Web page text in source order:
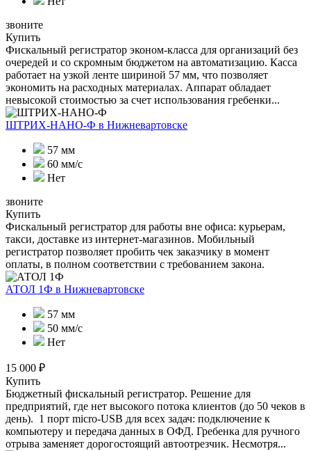
звоните
Купить
Фискальный регистратор эконом-класса для организаций без
очередей и со скромным бюджетом на автоматизацию. Касса
работает на узкой ленте шириной 57 мм, что позволяет
экономить на расходных материалах. Аппарат обладает
невысокой стоимостью за счет использования гребенки...
ШТРИХ-НАНО-Ф в Нижневартовске
57 мм
60 мм/с
Нет
звоните
Купить
Фискальный регистратор для работы вне офиса: курьерам,
такси, доставке из интернет-магазинов. Мобильный
регистратор позволяет пробить чек заказчику в момент
оплаты, в полном соответствии с требованием закона.
АТОЛ 1Ф в Нижневартовске
57 мм
50 мм/с
Нет
15 000 ₽
Купить
Бюджетный фискальный регистратор. Решение для
предприятий, где нет высокого потока клиентов (до 50 чеков в
день). 1 порт micro-USB для всех задач: подключение к
компьютеру и передача данных в ОФД. Гребенка для ручного
отрыва заменяет дорогостоящий автоотрезчик. Несмотря...